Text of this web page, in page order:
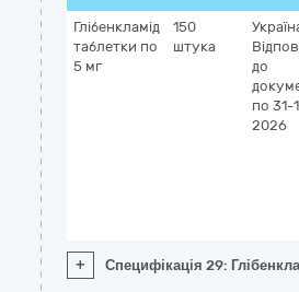
Глібенкламід
таблетки по
5 мг
150
штука
до
по 31-
2026
+ Специфікація 29: